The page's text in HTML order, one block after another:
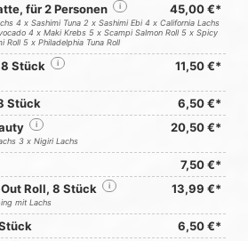
für 2 Personen i 45,00 €*
4 x Sashimi Tuna 2 x Sashimi Ebi 4 x California Lachs
4 x Maki Krebs 5 x Scampi Salmon Roll 5 x Spicy
Roll 5 x Philadelphia Tuna Roll
Stück i 11,50 €*
Stück
6,50 €*
i 20,50 €*
3 x Nigiri Lachs
7,50 €*
Roll, 8 Stück
i 13,99 €*
mit Lachs
6,50 €*